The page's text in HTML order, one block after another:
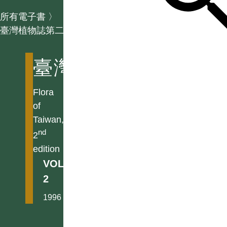
所有電子書 〉
臺灣植物誌第二版
臺灣植物誌第二版
Flora
of
Taiwan,
2nd
edition
VOL.
2
1996